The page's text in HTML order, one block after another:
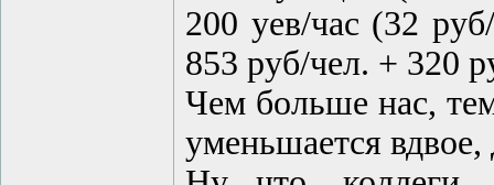
200 уев/час (32
853 руб/чел. + 320
Чем больше нас,
уменьшается